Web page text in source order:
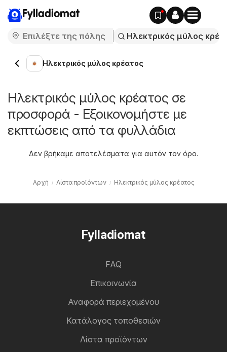
Fylladiomat
Ηλεκτρικός μύλος κρέατος
Ηλεκτρικός μύλος κρέατος σε
προσφορά - Εξοικονομήστε με
εκπτώσεις από τα φυλλάδια
Δεν βρήκαμε αποτελέσματα για αυτόν τον όρο.
Αρχή Λίστα προϊόντων Ηλεκτρικός μύλος κρέατος
Fylladiomat
FAQ
Επικοινωνία
Αναφορά περιεχομένου
Κατάλογος τοποθεσιών
Λίστα προϊόντων